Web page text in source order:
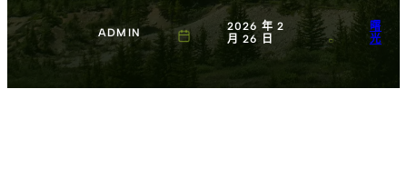
ADMIN
2026 年 2
月 26 日
曙
光